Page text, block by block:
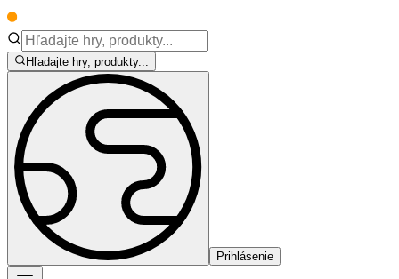
Hľadajte hry, produkty...
Prihlásenie